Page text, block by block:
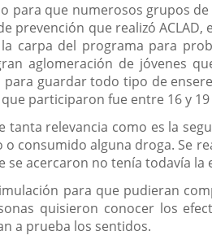
para que numerosos grupos
prevención que realizó
carpa del programa para
aglomeración de jóvenes
guardar todo tipo de
participaron fue entre 16 y 19
relevancia como es la
consumido alguna droga. Se
se acercaron no tenía todavía la
para que pudieran
quisieron conocer los
a prueba los sentidos.